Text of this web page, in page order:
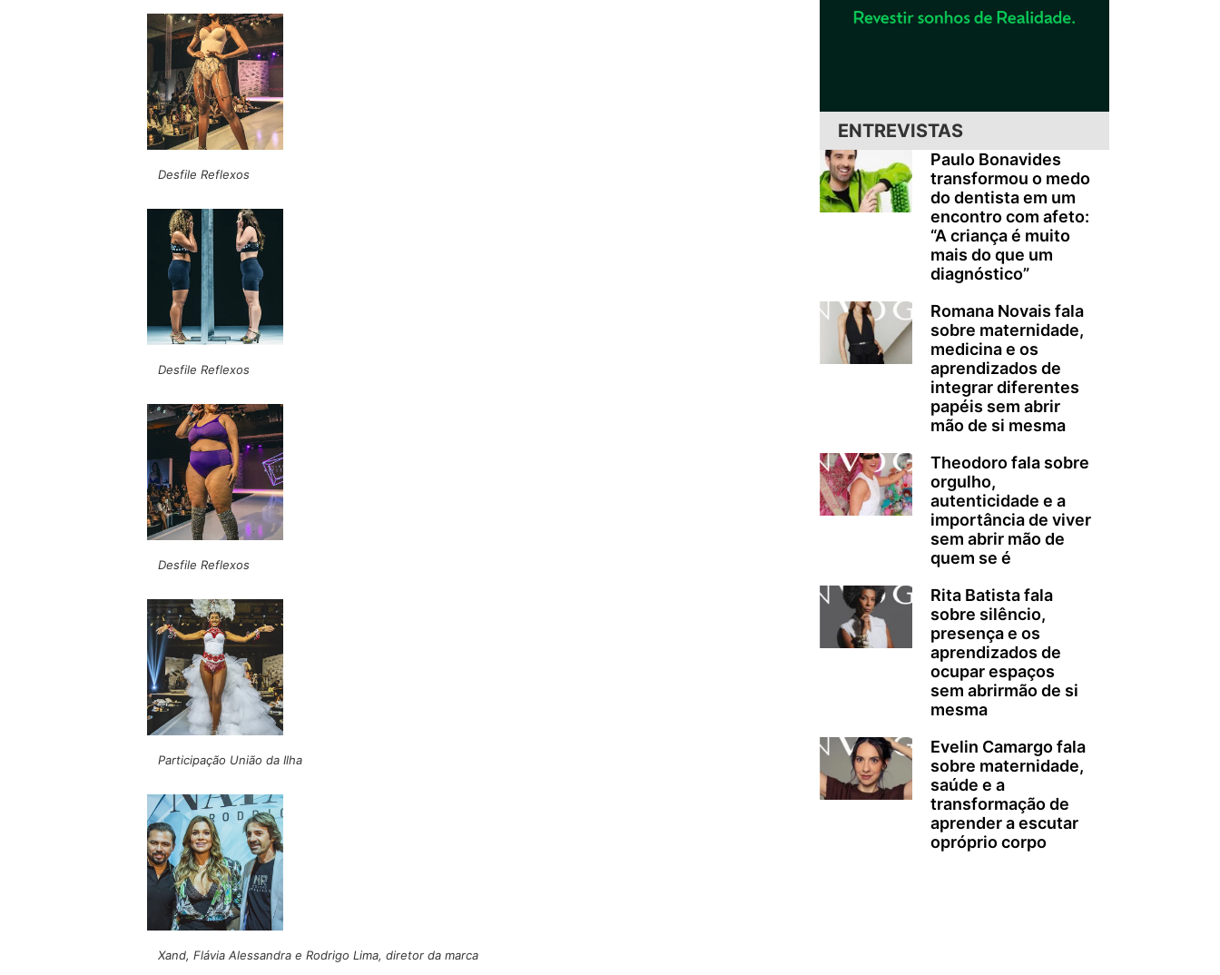
Desfile Reflexos
Desfile Reflexos
Desfile Reflexos
Participação União da Ilha
Xand, Flávia Alessandra e Rodrigo Lima, diretor da marca
ENTREVISTAS
Paulo Bonavides
transformou o medo
do dentista em um
encontro com afeto:
“A criança é muito
mais do que um
diagnóstico”
Romana Novais fala
sobre maternidade,
medicina e os
aprendizados de
integrar diferentes
papéis sem abrir
mão de si mesma
Theodoro fala sobre
orgulho,
autenticidade e a
importância de viver
sem abrir mão de
quem se é
Rita Batista fala
sobre silêncio,
presença e os
aprendizados de
ocupar espaços
sem abrirmão de si
mesma
Evelin Camargo fala
sobre maternidade,
saúde e a
transformação de
aprender a escutar
opróprio corpo